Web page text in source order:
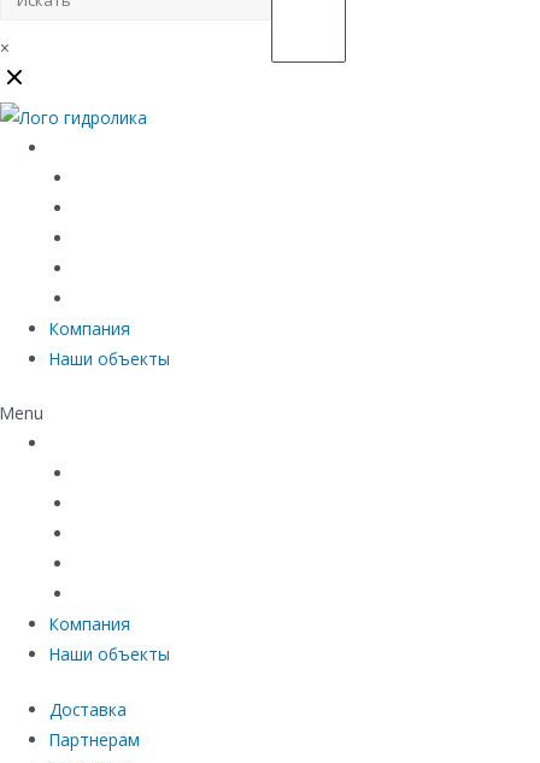
×
Компания
Наши объекты
Menu
Компания
Наши объекты
Доставка
Партнерам